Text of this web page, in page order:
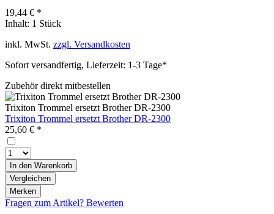
19,44 € *
Inhalt: 1 Stück
inkl. MwSt. zzgl. Versandkosten
Sofort versandfertig, Lieferzeit: 1-3 Tage*
Zubehör direkt mitbestellen
Trixiton Trommel ersetzt Brother DR-2300
Trixiton Trommel ersetzt Brother DR-2300
25,60 € *
In den Warenkorb
Vergleichen
Merken
Fragen zum Artikel? Bewerten